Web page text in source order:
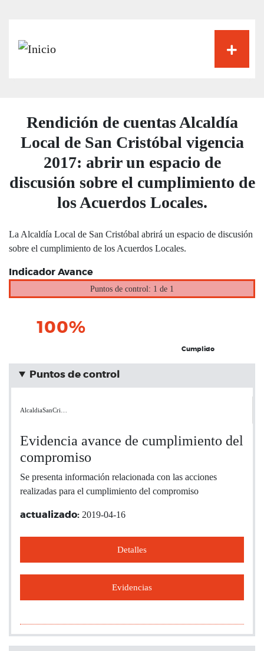
Rendición de cuentas Alcaldía
Local de San Cristóbal vigencia
2017: abrir un espacio de
discusión sobre el cumplimiento de
los Acuerdos Locales.
La Alcaldía Local de San Cristóbal abrirá un espacio de discusión
sobre el cumplimiento de los Acuerdos Locales.
Indicador Avance
Puntos de control: 1 de 1
100%
Cumplido
Puntos de control
AlcaldiaSanCri…
Evidencia avance de cumplimiento del
compromiso
Se presenta información relacionada con las acciones
realizadas para el cumplimiento del compromiso
actualizado: 2019-04-16
Detalles
Evidencias